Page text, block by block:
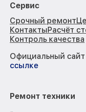
Сервис
Срочный ремонт
КонтактыРасчёт
Контроль качества
Официальный сайт
ссылке
Ремонт техники